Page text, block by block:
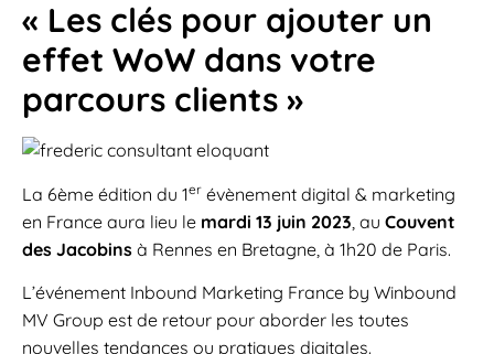
« Les clés pour ajouter un
effet WoW dans votre
parcours clients »
La 6ème édition du 1er évènement digital & marketing
en France aura lieu le mardi 13 juin 2023 , au Couvent
des Jacobins à Rennes en Bretagne, à 1h20 de Paris.
L’événement Inbound Marketing France by Winbound
MV Group est de retour pour aborder les toutes
nouvelles tendances ou pratiques digitales.